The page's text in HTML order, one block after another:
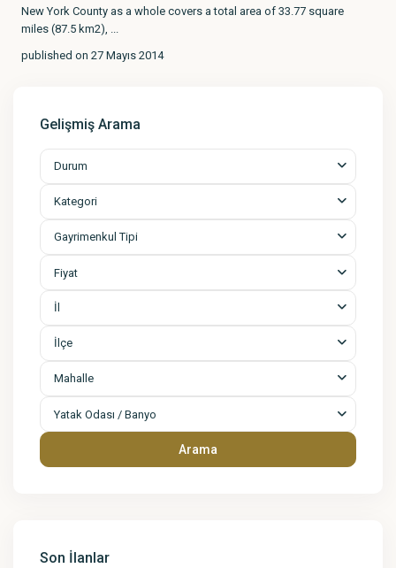
New York County as a whole covers a total area of 33.77 square
miles (87.5 km2), ...
published on 27 Mayıs 2014
Gelişmiş Arama
Durum
Kategori
Gayrimenkul Tipi
Fiyat
İl
İlçe
Mahalle
Yatak Odası / Banyo
Arama
Son İlanlar